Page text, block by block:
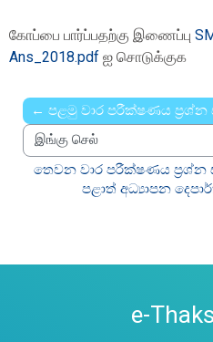
கோப்பை பார்ப்பதற்கு இணைப்பு
Ans_2018.pdf ஐ சொடுக்குக
← පළමු වාර පරීක්ෂණය ප්‍රශ්න
இங்கு செல்
තෙවන වාර පරීක්ෂණය ප්‍රශ්න
පළාත් අධ්‍යාපන
e-